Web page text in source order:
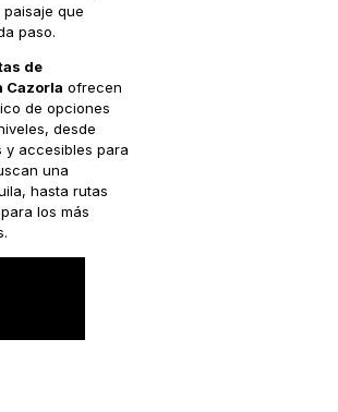
que
paso.
de
Cazorla ofrecen
de opciones
desde
y accesibles para
una
hasta rutas
los más